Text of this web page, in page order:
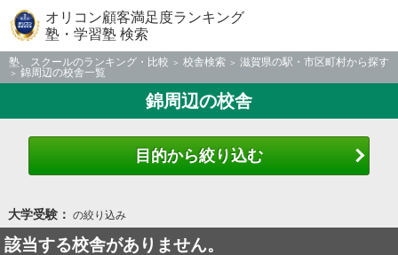
オリコン顧客満足度ランキング
塾・学習塾 検索
塾、スクールのランキング・比較 校舎検索
滋賀県の駅・市区町村から探す
錦周辺の校舎一覧
錦周辺の校舎
目的から絞り込む
大学受験： の絞り込み
該当する校舎がありません。